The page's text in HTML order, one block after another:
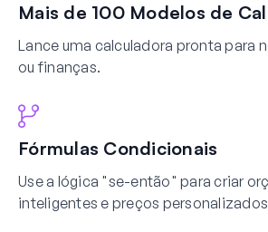
Mais de 100 Modelos de
Lance uma calculadora pronta para
ou finanças.
Fórmulas Condicionais
Use a lógica "se-então" para criar
inteligentes e preços